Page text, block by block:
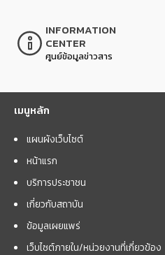
INFORMATION
CENTER
ศูนย์ข้อมูลข่าวสาร
เมนูหลัก
แผนผังเว็บไซต์
หน้าแรก
บริการประชาชน
เกี่ยวกับสถาบัน
ข้อมูลเผยแพร่
เว็บไซต์ภายใน/หน่วยงานที่เกี่ยวข้อง